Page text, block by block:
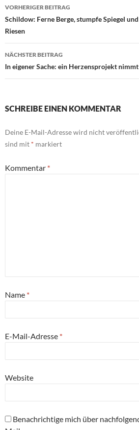
Beitragsnavigation
VORHERIGER BEITRAG
Schildow: Ferne Berge, stumpfe Spiegel
Riesen
NÄCHSTER BEITRAG
In eigener Sache: ein Herzensprojekt
SCHREIBE EINEN KOMMENTAR
Deine E-Mail-Adresse wird nicht
sind mit * markiert
Kommentar *
Name *
E-Mail-Adresse *
Website
Benachrichtige mich über